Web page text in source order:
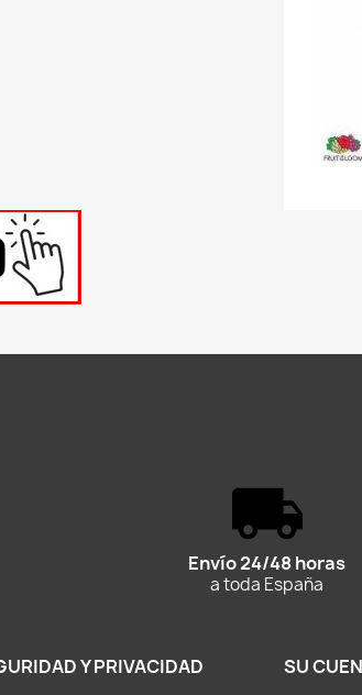
Envío 24/48 horas
a toda España
Y PRIVACIDAD SU